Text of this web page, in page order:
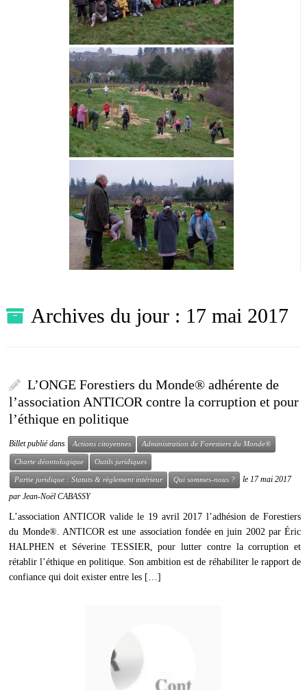
Archives du jour : 17 mai 2017
L’ONGE Forestiers du Monde® adhérente de
l’association ANTICOR contre la corruption et pour
l’éthique en politique
Billet publié dans Actions citoyennes Administration de Forestiers du Monde®
Charte déontologique Outils juridiques
Partie juridique : Statuts & règlement intérieur Qui sommes-nous ? le 17 mai 2017
parJean-Noël CABASSY
L’association ANTICOR valide le 19 avril 2017 l’adhésion de Forestiers
du Monde®. ANTICOR est une association fondée en juin 2002 par Éric
HALPHEN et Séverine TESSIER, pour lutter contre la corruption et
rétablir l’éthique en politique. Son ambition est de réhabiliter le rapport de
confiance qui doit exister entre les […]